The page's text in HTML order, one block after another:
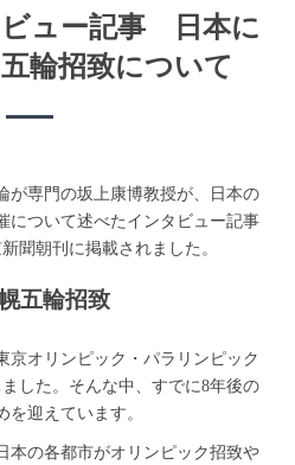
ュー記事 日本に
輪招致について
が専門の坂上康博教授が、日本の
について述べたインタビュー記事
聞朝刊に掲載されました。
五輪招致
京オリンピック・パラリンピック
した。そんな中、すでに8年後の
迎えています。
本の各都市がオリンピック招致や